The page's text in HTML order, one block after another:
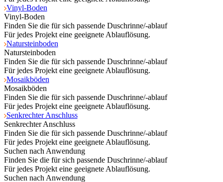
Vinyl-Boden
Vinyl-Boden
Finden Sie die für sich passende Duschrinne/-ablauf
Für jedes Projekt eine geeignete Ablauflösung.
Natursteinboden
Natursteinboden
Finden Sie die für sich passende Duschrinne/-ablauf
Für jedes Projekt eine geeignete Ablauflösung.
Mosaikböden
Mosaikböden
Finden Sie die für sich passende Duschrinne/-ablauf
Für jedes Projekt eine geeignete Ablauflösung.
Senkrechter Anschluss
Senkrechter Anschluss
Finden Sie die für sich passende Duschrinne/-ablauf
Für jedes Projekt eine geeignete Ablauflösung.
Suchen nach Anwendung
Finden Sie die für sich passende Duschrinne/-ablauf
Für jedes Projekt eine geeignete Ablauflösung.
Suchen nach Anwendung